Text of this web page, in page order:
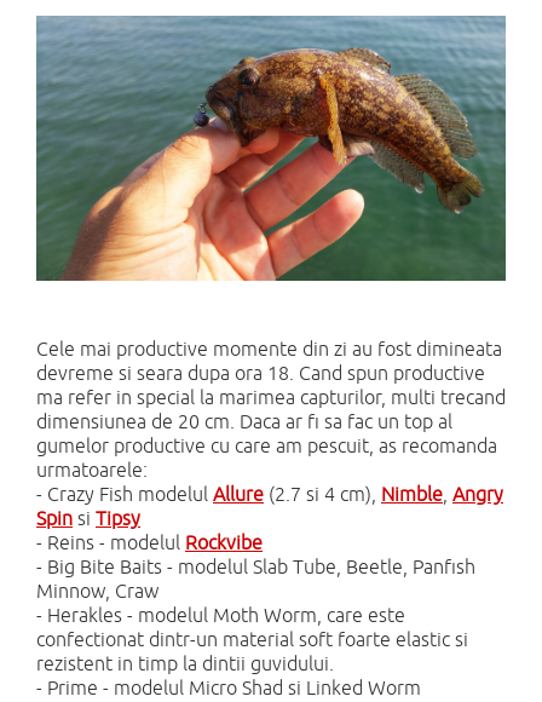
Cele mai productive momente din zi au fost dimineata
devreme si seara dupa ora 18. Cand spun productive
ma refer in special la marimea capturilor, multi trecand
dimensiunea de 20 cm. Daca ar fi sa fac un top al
gumelor productive cu care am pescuit, as recomanda
urmatoarele:
- Crazy Fish modelul Allure (2.7 si 4 cm), Nimble, Angry
Spin si Tipsy
- Reins - modelul Rockvibe
- Big Bite Baits - modelul Slab Tube, Beetle, Panfish
Minnow, Craw
- Herakles - modelul Moth Worm, care este
confectionat dintr-un material soft foarte elastic si
rezistent in timp la dintii guvidului.
- Prime - modelul Micro Shad si Linked Worm